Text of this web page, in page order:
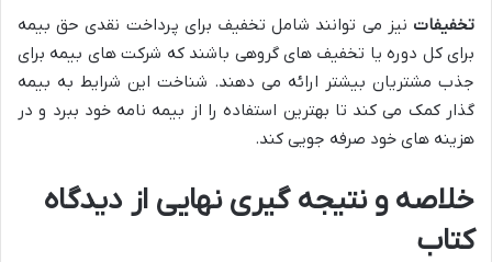
تخفیفات نیز می توانند شامل تخفیف برای پرداخت نقدی حق بیمه
برای کل دوره یا تخفیف های گروهی باشند که شرکت های بیمه برای
جذب مشتریان بیشتر ارائه می دهند. شناخت این شرایط به بیمه
گذار کمک می کند تا بهترین استفاده را از بیمه نامه خود ببرد و در
هزینه های خود صرفه جویی کند.
خلاصه و نتیجه گیری نهایی از دیدگاه
کتاب